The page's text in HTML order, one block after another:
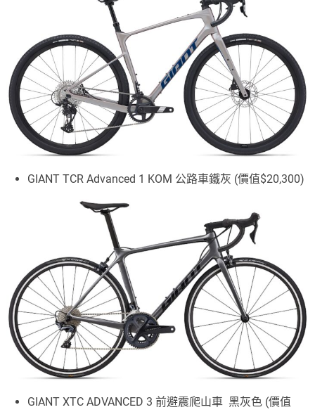
GIANT TCR Advanced 1 KOM 公路車鐵灰 (價值$20,300)
GIANT XTC ADVANCED 3 前避震爬山車 黑灰色 (價值